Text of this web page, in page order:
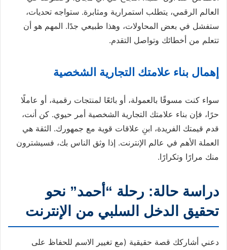
العالم الرقمي، يتطلب استمرارية ومثابرة. ستواجه تحديات،
ستفشل في بعض المحاولات، وهذا طبيعي جدًا. المهم هو أن
تتعلم من أخطائك وتواصل التقدم.
إهمال بناء علامتك التجارية الشخصية
سواء كنت مسوقًا بالعمولة، أو بائعًا لمنتجات رقمية، أو عاملًا
حرًا، فإن بناء علامتك التجارية الشخصية أمر حيوي. كن أنت،
قدم قيمتك الفريدة، ابنِ علاقات قوية مع جمهورك. الثقة هي
العملة الأهم في عالم الإنترنت. إذا وثق الناس بك، فسيشترون
منك مرارًا وتكرارًا.
دراسة حالة: رحلة “أحمد” نحو
تحقيق الدخل السلبي من الإنترنت
دعني أشاركك قصة حقيقية (مع تغيير الاسم للحفاظ على